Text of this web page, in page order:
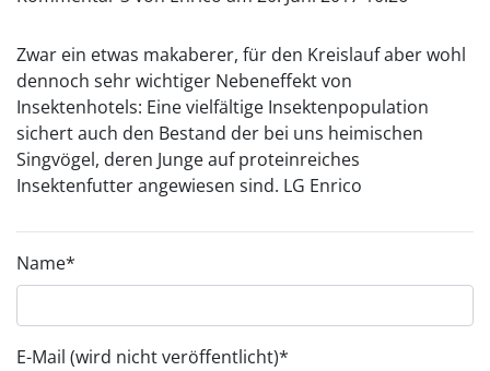
Zwar ein etwas makaberer, für den Kreislauf aber wohl
dennoch sehr wichtiger Nebeneffekt von
Insektenhotels: Eine vielfältige Insektenpopulation
sichert auch den Bestand der bei uns heimischen
Singvögel, deren Junge auf proteinreiches
Insektenfutter angewiesen sind. LG Enrico
Name*
E-Mail (wird nicht veröffentlicht)*